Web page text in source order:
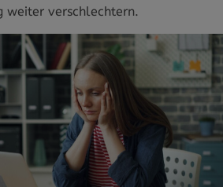
weiter verschlechtern.